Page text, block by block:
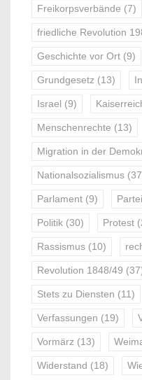
Freikorpsverbände (7)
friedliche Revolution
Geschichte vor Ort (9)
Grundgesetz (13)
Israel (9)
Menschenrechte (13)
Migration in der
Nationalsozialismus
Parlament (9)
Politik (30) Protest
Rassismus (10)
Revolution 1848/49
Stets zu Diensten (11)
Verfassungen (19)
Vormärz (13)
Widerstand (18)